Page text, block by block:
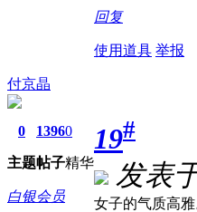
回复
使用道具 举报
付京晶
0
主题
1396
帖子
0
精华
白银会员
19#
发表
女子的气质高雅